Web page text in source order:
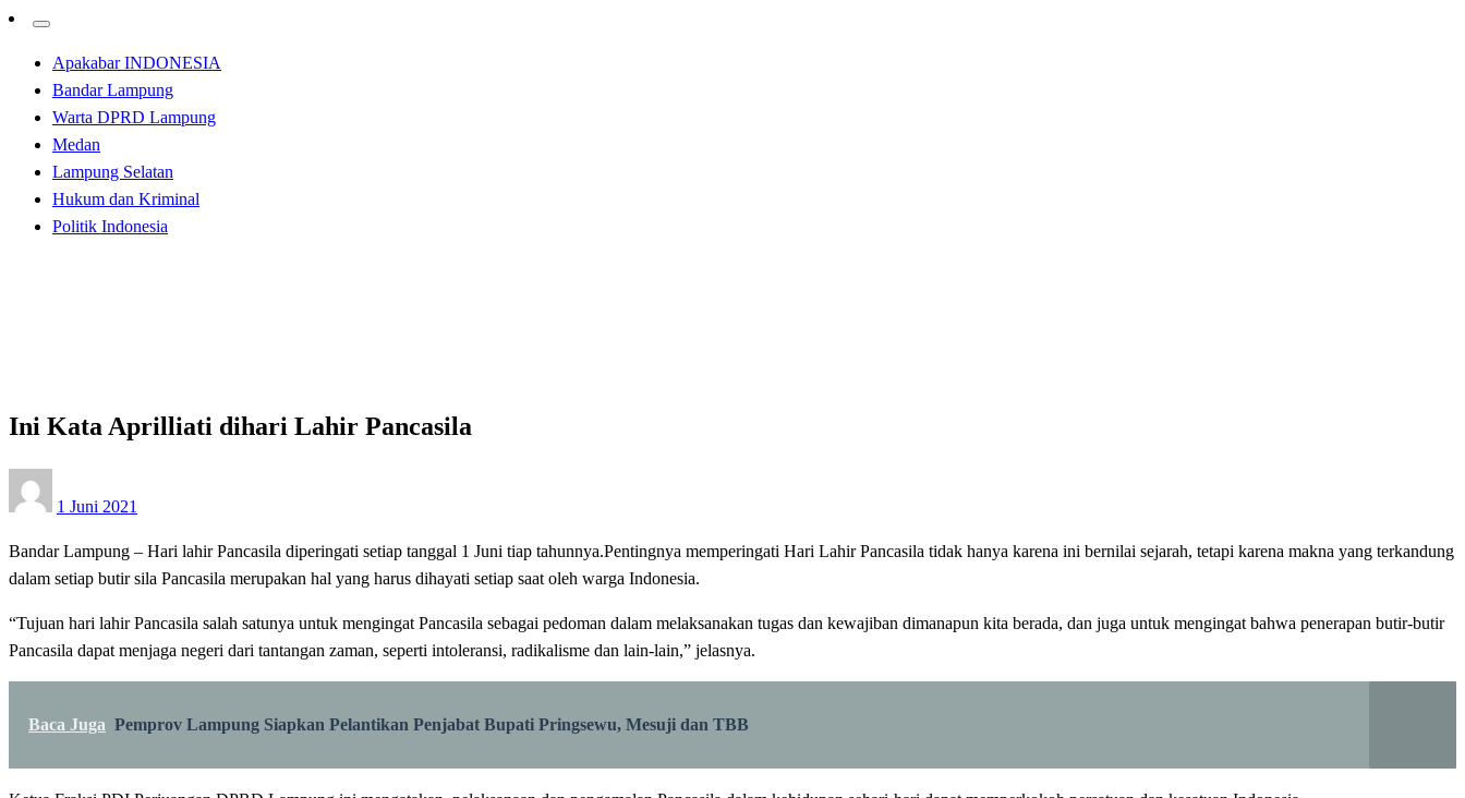
Apakabar INDONESIA
Bandar Lampung
Warta DPRD Lampung
Medan
Lampung Selatan
Hukum dan Kriminal
Politik Indonesia
Ini Kata Aprilliati dihari Lahir Pancasila
on
1 Juni 2021
Bandar Lampung – Hari lahir Pancasila diperingati setiap tanggal 1 Juni tiap tahunnya.Pentingnya memperingati Hari Lahir Pancasila tidak hanya karena ini bernilai sejarah, tetapi karena makna yang terkandung
dalam setiap butir sila Pancasila merupakan hal yang harus dihayati setiap saat oleh warga Indonesia.
“Tujuan hari lahir Pancasila salah satunya untuk mengingat Pancasila sebagai pedoman dalam melaksanakan tugas dan kewajiban dimanapun kita berada, dan juga untuk mengingat bahwa penerapan butir-butir
Pancasila dapat menjaga negeri dari tantangan zaman, seperti intoleransi, radikalisme dan lain-lain,” jelasnya.
Baca Juga Pemprov Lampung Siapkan Pelantikan Penjabat Bupati Pringsewu, Mesuji dan TBB